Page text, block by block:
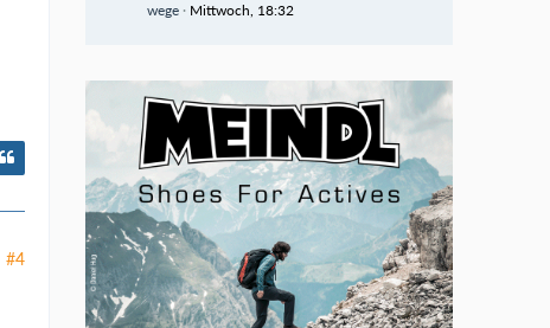
#4
wege Mittwoch, 18:32